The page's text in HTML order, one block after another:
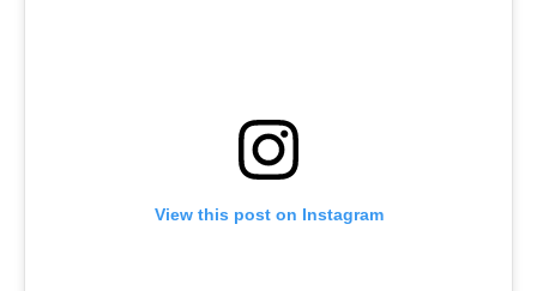
View this post on Instagram